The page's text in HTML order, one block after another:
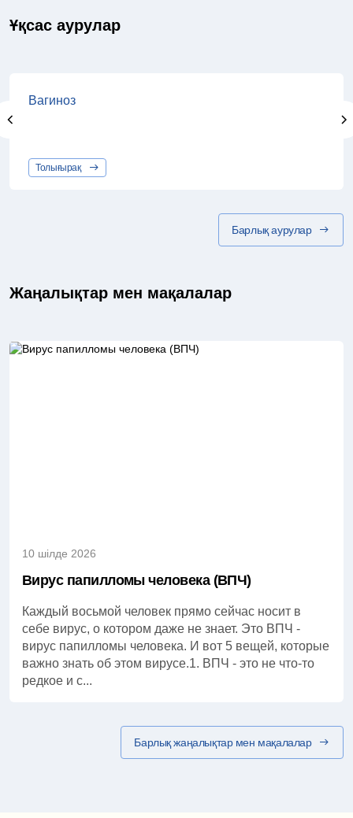
Ұқсас аурулар
Вагиноз
Толығырақ
Барлық аурулар
Жаңалықтар мен мақалалар
10 шілде 2026
Вирус папилломы человека (ВПЧ)
Каждый восьмой человек прямо сейчас носит в
себе вирус, о котором даже не знает. Это ВПЧ -
вирус папилломы человека. И вот 5 вещей, которые
важно знать об этом вирусе.1. ВПЧ - это не что-то
редкое и с...
Барлық жаңалықтар мен мақалалар